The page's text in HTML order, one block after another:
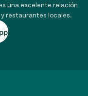
una excelente relación
restaurantes locales.